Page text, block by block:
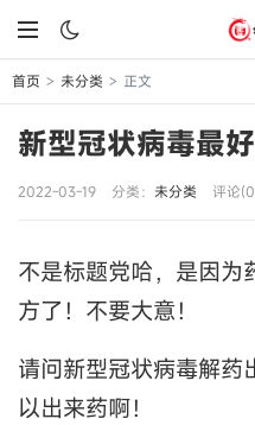
首页 > 未分类 > 正文
新型冠状病毒最
2022-03-19 分类： 未分类 评论
不是标题党哈，是因为
方了！不要大意！
请问新型冠状病毒解药
以出来药啊！